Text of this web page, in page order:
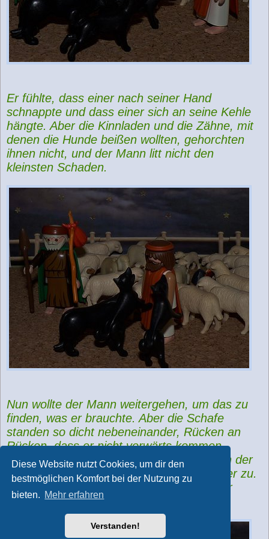
Diese Website nutzt Cookies, um dir den
bestmöglichen Komfort bei der Nutzung zu
bieten. Mehr erfahren
Verstanden!
Er fühlte, dass einer nach seiner Hand
schnappte und dass einer sich an seine Kehle
hängte. Aber die Kinnladen und die Zähne, mit
denen die Hunde beißen wollten, gehorchten
ihnen nicht, und der Mann litt nicht den
kleinsten Schaden.
Nun wollte der Mann weitergehen, um das zu
finden, was er brauchte. Aber die Schafe
standen so dicht nebeneinander, Rücken an
Rücken, dass er nicht vorwärts kommen
konnte. Da stieg der Mann auf die Rücken der
Tiere und wanderte über sie hin dem Feuer zu.
Und keins von den Tieren wachte auf oder
regte sich.“